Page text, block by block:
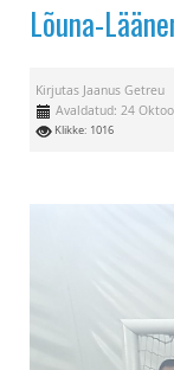
Lõuna-
Kirjutas Jaanus Getreu
Avaldatud: 24
Klikke: 1016